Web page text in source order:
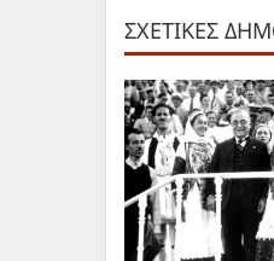
ΣΧΕΤΙΚΕΣ